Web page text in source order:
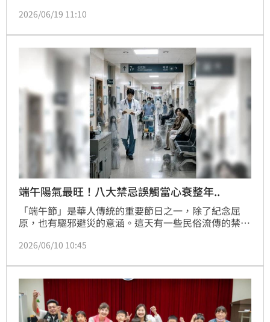
麼，端午香包裡面到底放什麼？為什麼端午節要佩戴香
2026/06/19 11:10
端午陽氣最旺！八大禁忌誤觸當心衰整年..
「端午節」是華人傳統的重要節日之一，除了紀念屈
原，也有驅邪避災的意涵。這天有一些民俗流傳的禁忌
2026/06/10 10:45